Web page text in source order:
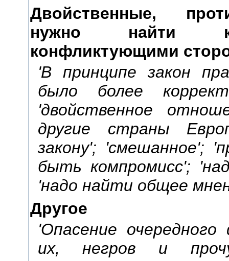
Двойственные,
нужно найти
конфликтующими
'В принципе закон
было более
'двойственное
другие страны
закону'; 'смешанное';
быть компромисс';
'надо найти общее
Другое
'Опасение
их, негров и